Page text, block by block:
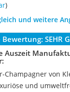
)
und weitere
Bewertung: SEHR
Auszeit
Champagner von
und